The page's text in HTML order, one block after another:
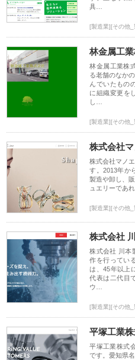
具…
[製造業][その他_
林金属工
林金属工業株
る老舗のなか
んでいたもの
に組織変更を
し…
[製造業][その他_
株式会社
株式会社マノ
す。2013年か
製造や卸し、
ュエリーであ
[製造業][その他_
株式会社
株式会社 川本
作を行ってい
は、45年以上
代表は二代目
ウ…
[製造業][その他_
平塚工業
平塚工業株式
です。愛知県